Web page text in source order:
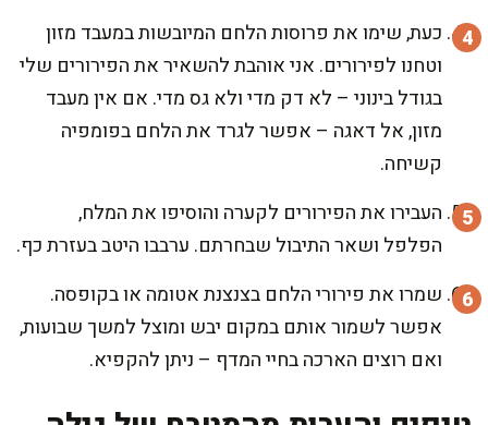
כעת, שימו את פרוסות הלחם המיובשות במעבד מזון
וטחנו לפירורים. אני אוהבת להשאיר את הפירורים שלי
בגודל בינוני – לא דק מדי ולא גס מדי. אם אין מעבד
מזון, אל דאגה – אפשר לגרד את הלחם בפומפיה
קשיחה.
העבירו את הפירורים לקערה והוסיפו את המלח,
הפלפל ושאר התיבול שבחרתם. ערבבו היטב בעזרת כף.
שמרו את פירורי הלחם בצנצנת אטומה או בקופסה.
אפשר לשמור אותם במקום יבש ומוצל למשך שבועות,
ואם רוצים הארכה בחיי המדף – ניתן להקפיא.